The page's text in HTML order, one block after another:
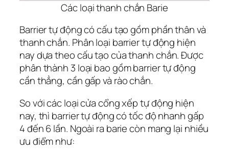
Các loại thanh chắn Barie
Barrier tự động có cấu tạo gồm phần thân và
thanh chắn. Phân loại barrier tự động hiện
nay dựa theo cấu tạo của thanh chắn. Được
phân thành 3 loại bao gồm barrier tự động
cần thẳng, cần gấp và rào chắn.
So với các loại cửa cổng xếp tự động hiện
nay, thì barrier tự động có tốc độ nhanh gấp
4 đến 6 lần. Ngoài ra barie còn mang lại nhiều
ưu điểm như: